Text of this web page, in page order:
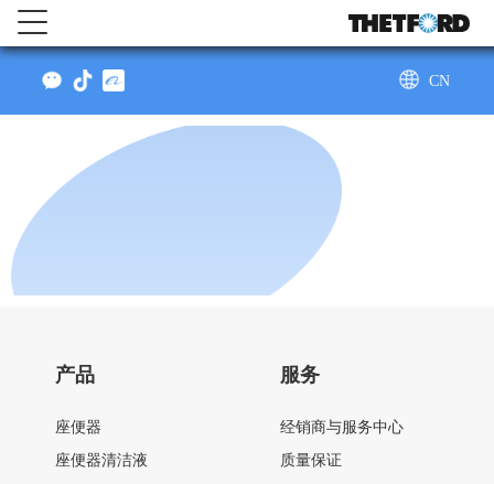
CN
产品
座便器
座便器清洁液
服务
经销商与服务中心
质量保证